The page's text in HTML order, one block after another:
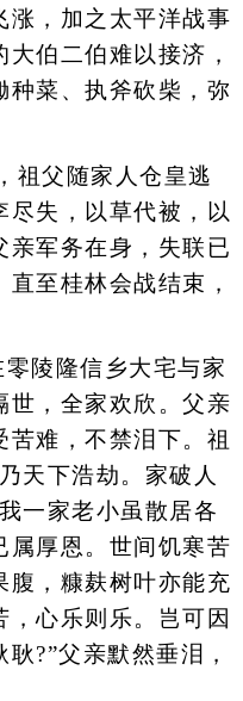
，加之太平洋战事
伯二伯难以接济，
种菜、执斧砍柴，弥
父随家人仓皇逃
尽失，以草代被，以
亲军务在身，失联已
至桂林会战结束，
陵隆信乡大宅与家
世，全家欢欣。父亲
苦难，不禁泪下。祖
天下浩劫。家破人
一家老小虽散居各
属厚恩。世间饥寒苦
腹，糠麸树叶亦能充
，心乐则乐。岂可因
?”父亲默然垂泪，